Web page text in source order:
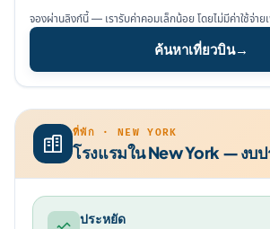
จองผ่านลิงก์นี้ — เรารับค่าคอมเล็กน้อย โดยไม่มีค่าใช้จ่า
ค้นหาเที่ยวบิน→
ที่พัก · NEW YORK
โรงแรมใน New York — งบ
ประหยัด